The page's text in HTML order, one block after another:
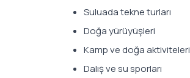
Suluada tekne turları
Doğa yürüyüşleri
Kamp ve doğa aktiviteleri
Dalış ve su sporları